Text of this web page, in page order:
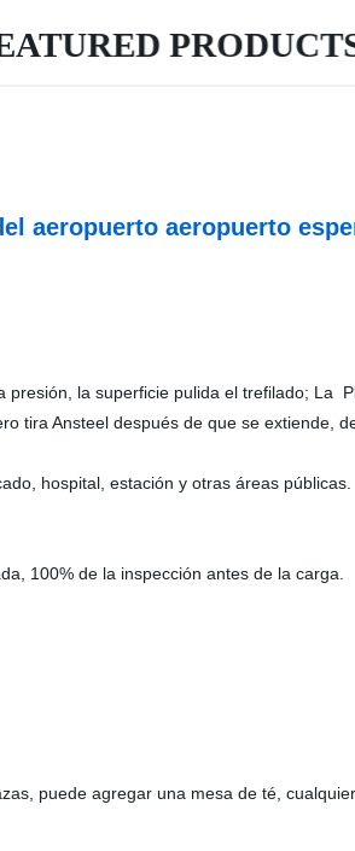
aeropuerto aeropuerto
la superficie pulida el trefilado; La
tira Ansteel después de que se extiende,
hospital, estación y otras áreas públicas.
100% de la inspección antes de la carga.
puede agregar una mesa de té,